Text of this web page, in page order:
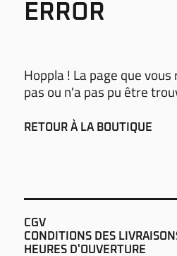
ERROR
Hoppla ! La page que
pas ou n'a pas pu être
RETOUR À LA BOUTIQUE
CGV
CONDITIONS DES
HEURES D'OUVERTURE